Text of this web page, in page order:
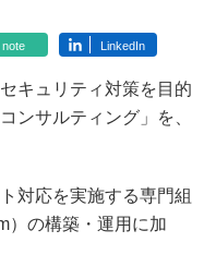
note LinkedIn
キュリティ対策を目的
ンサルティング」を、
対応を実施する専門組
）の構築・運用に加